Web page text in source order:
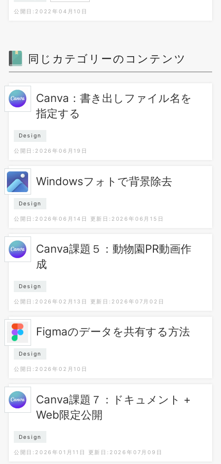
公開日:2022年04月10日
同じカテゴリーのコンテンツ
Canva：書き出しファイル名を
指定する
Design
公開日:2026年06月19日
Windowsフォトで背景除去
Design
公開日:2026年06月14日 更新日:2026年06月15日
Canva課題５：動物園PR動画作
成
Design
公開日:2026年02月13日 更新日:2026年07月02日
Figmaのデータを共有する方法
Design
公開日:2026年02月10日
Canva課題７：ドキュメント +
Web限定公開
Design
公開日:2026年01月11日 更新日:2026年07月09日